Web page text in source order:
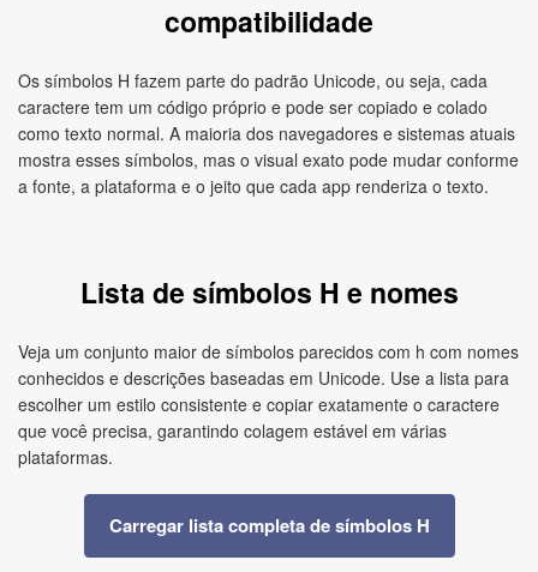
compatibilidade
Os símbolos H fazem parte do padrão Unicode, ou seja, cada
caractere tem um código próprio e pode ser copiado e colado
como texto normal. A maioria dos navegadores e sistemas atuais
mostra esses símbolos, mas o visual exato pode mudar conforme
a fonte, a plataforma e o jeito que cada app renderiza o texto.
Lista de símbolos H e nomes
Veja um conjunto maior de símbolos parecidos com h com nomes
conhecidos e descrições baseadas em Unicode. Use a lista para
escolher um estilo consistente e copiar exatamente o caractere
que você precisa, garantindo colagem estável em várias
plataformas.
Carregar lista completa de símbolos H